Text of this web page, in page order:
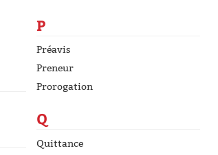
P
Préavis
Preneur
Prorogation
Q
Quittance